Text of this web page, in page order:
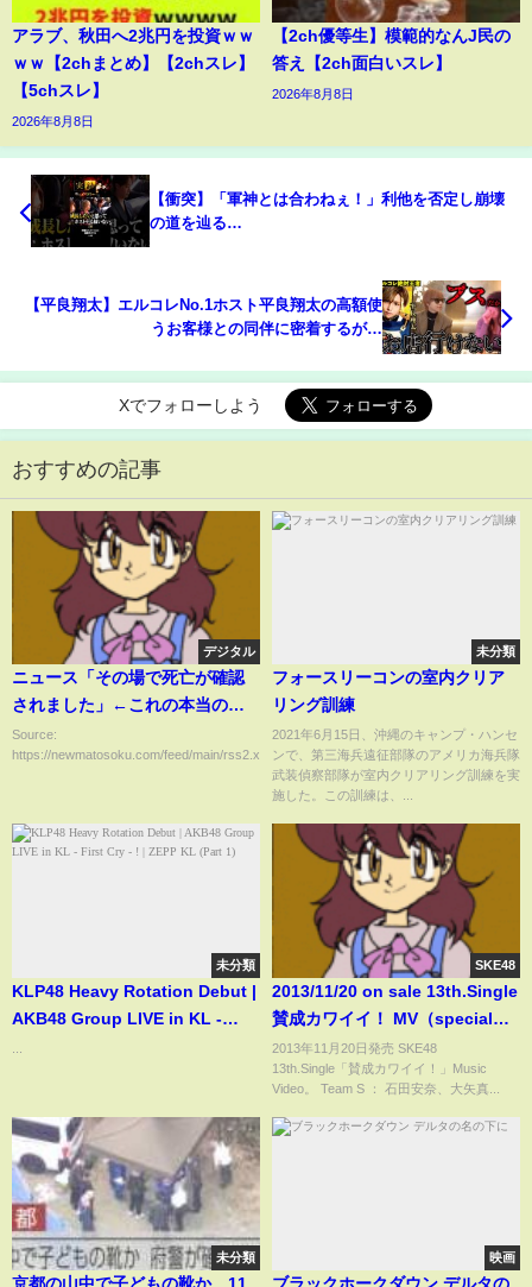
アラブ、秋田へ2兆円を投資ｗｗ
ｗｗ【2chまとめ】【2chスレ】
【5chスレ】
2026年8月8日
【2ch優等生】模範的なんJ民の
答え【2ch面白いスレ】
2026年8月8日
【衝突】「軍神とは合わねぇ！」利他を否定し崩壊
の道を辿る…
【平良翔太】エルコレNo.1ホスト平良翔太の高額使
うお客様との同伴に密着するが…
Xでフォローしよう
おすすめの記事
デジタル
ニュース「その場で死亡が確認
されました」←これの本当の意
味・・・・
Source:
https://newmatosoku.com/feed/main/rss2.xml...
未分類
フォースリーコンの室内クリア
リング訓練
2021年6月15日、沖縄のキャンプ・ハンセ
ンで、第三海兵遠征部隊のアメリカ海兵隊
武装偵察部隊が室内クリアリング訓練を実
施した。この訓練は、...
未分類
KLP48 Heavy Rotation Debut |
AKB48 Group LIVE in KL -
SKE48
2013/11/20 on sale 13th.Single
賛成カワイイ！ MV（special
edit ver.）
2013年11月20日発売 SKE48
13th.Single「賛成カワイイ！」Music
Video。 Team S ： 石田安奈、大矢真...
未分類
京都の山中で子どもの靴か 11
映画
ブラックホークダウン デルタの